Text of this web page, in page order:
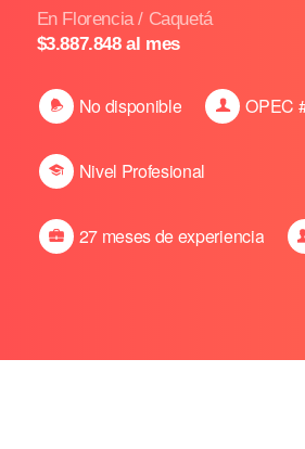
En Florencia / Caquetá
$3.887.848 al mes
No disponible OPEC
Nivel Profesional
27 meses de experiencia